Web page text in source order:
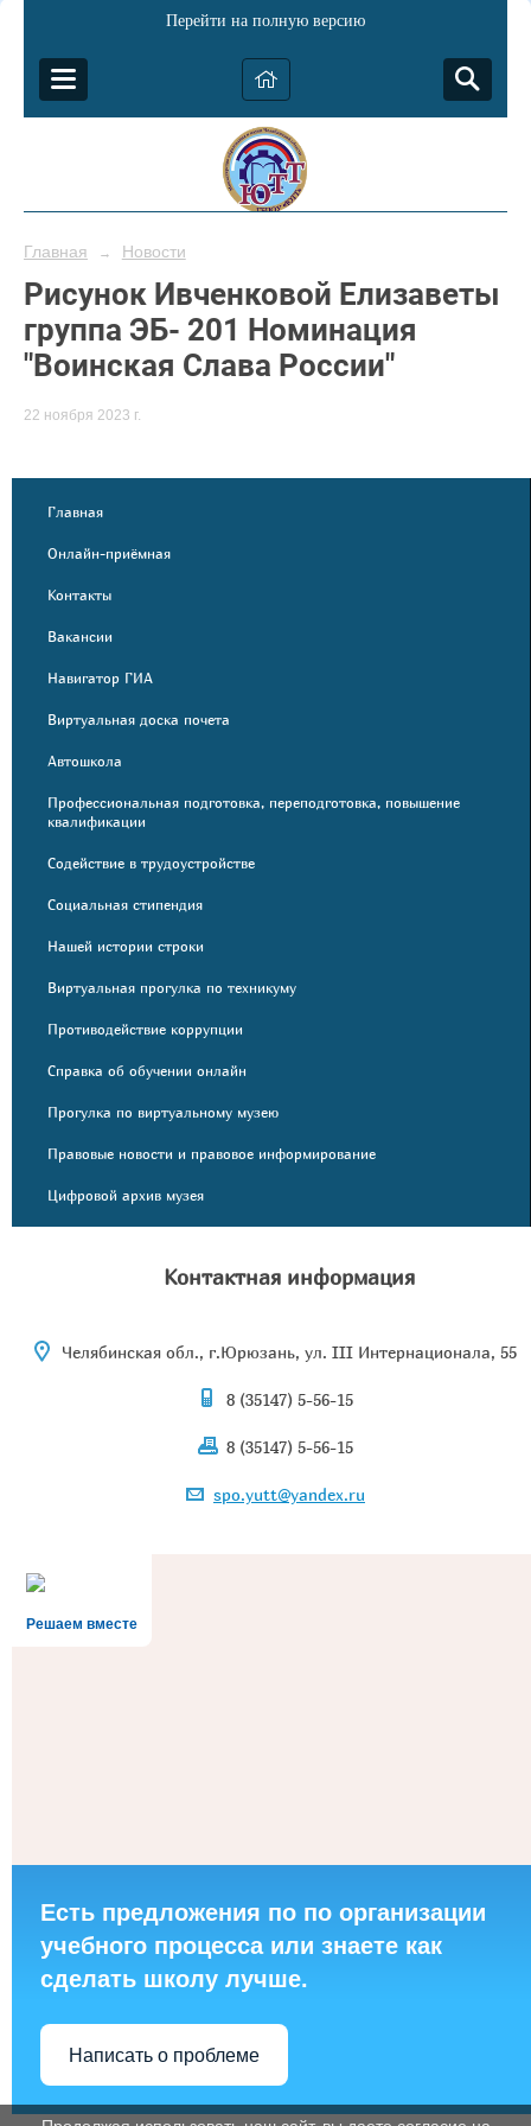
Перейти на полную версию
Главная → Новости
Рисунок Ивченковой Елизаветы
группа ЭБ- 201 Номинация
"Воинская Слава России"
22 ноября 2023 г.
Главная
Онлайн-приёмная
Контакты
Вакансии
Навигатор ГИА
Виртуальная доска почета
Автошкола
Профессиональная подготовка, переподготовка, повышение
квалификации
Содействие в трудоустройстве
Социальная стипендия
Нашей истории строки
Виртуальная прогулка по техникуму
Противодействие коррупции
Справка об обучении онлайн
Прогулка по виртуальному музею
Правовые новости и правовое информирование
Цифровой архив музея
Контактная информация
Челябинская обл., г.Юрюзань, ул. III Интернационала, 55
8 (35147) 5-56-15
8 (35147) 5-56-15
spo.yutt@yandex.ru
Решаем вместе
Есть предложения по по организации
учебного процесса или знаете как
сделать школу лучше.
Написать о проблеме